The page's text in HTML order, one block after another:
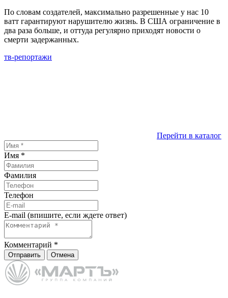
По словам создателей, максимально разрешенные у нас 10
ватт гарантируют нарушителю жизнь. В США ограничение в
два раза больше, и оттуда регулярно приходят новости о
смерти задержанных.
тв-репортажи
Перейти в каталог
Имя *
Фамилия
Телефон
E-mail (впишите, если ждете ответ)
Комментарий *
Отправить Отмена